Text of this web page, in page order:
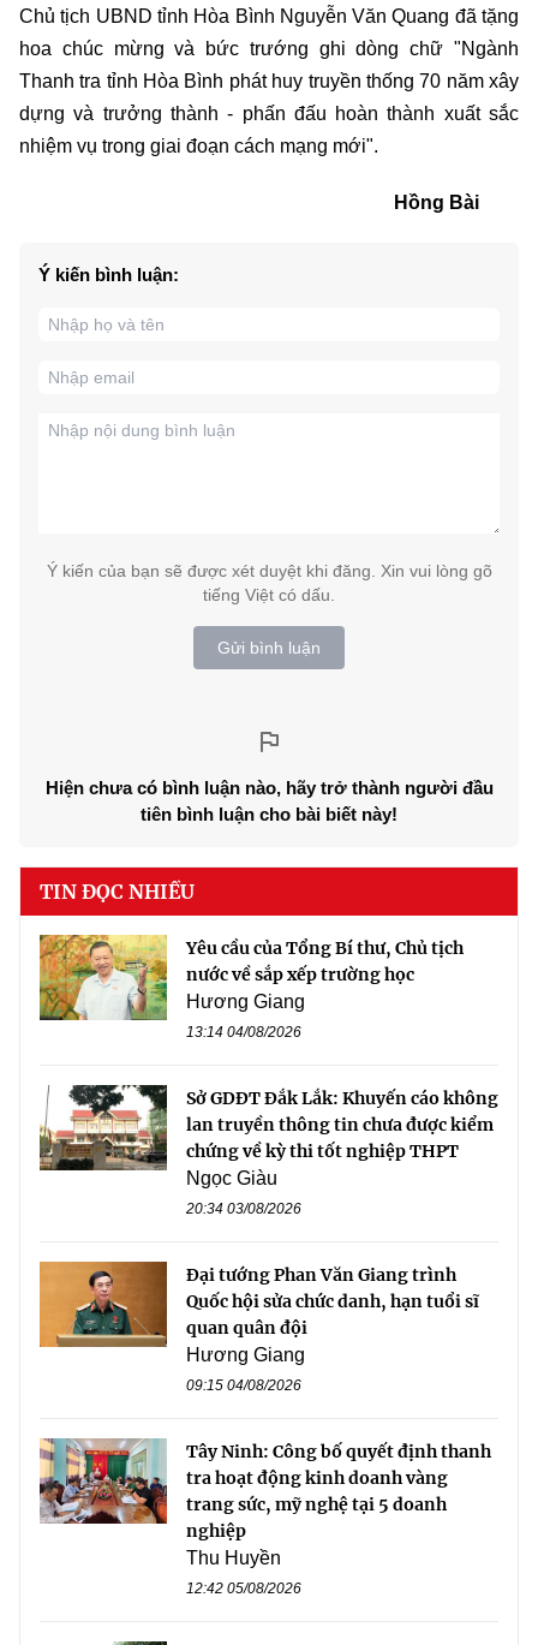
Chủ tịch UBND tỉnh Hòa Bình Nguyễn Văn Quang đã tặng
hoa chúc mừng và bức trướng ghi dòng chữ "Ngành
Thanh tra tỉnh Hòa Bình phát huy truyền thống 70 năm xây
dựng và trưởng thành - phấn đấu hoàn thành xuất sắc
nhiệm vụ trong giai đoạn cách mạng mới".
Hồng Bài
Ý kiến bình luận:
Ý kiến của bạn sẽ được xét duyệt khi đăng. Xin vui lòng gõ
tiếng Việt có dấu.
Gửi bình luận
Hiện chưa có bình luận nào, hãy trở thành người đầu
tiên bình luận cho bài biết này!
TIN ĐỌC NHIỀU
Yêu cầu của Tổng Bí thư, Chủ tịch
nước về sắp xếp trường học
Hương Giang
13:14 04/08/2026
Sở GDĐT Đắk Lắk: Khuyến cáo không
lan truyền thông tin chưa được kiểm
chứng về kỳ thi tốt nghiệp THPT
Ngọc Giàu
20:34 03/08/2026
Đại tướng Phan Văn Giang trình
Quốc hội sửa chức danh, hạn tuổi sĩ
quan quân đội
Hương Giang
09:15 04/08/2026
Tây Ninh: Công bố quyết định thanh
tra hoạt động kinh doanh vàng
trang sức, mỹ nghệ tại 5 doanh
nghiệp
Thu Huyền
12:42 05/08/2026